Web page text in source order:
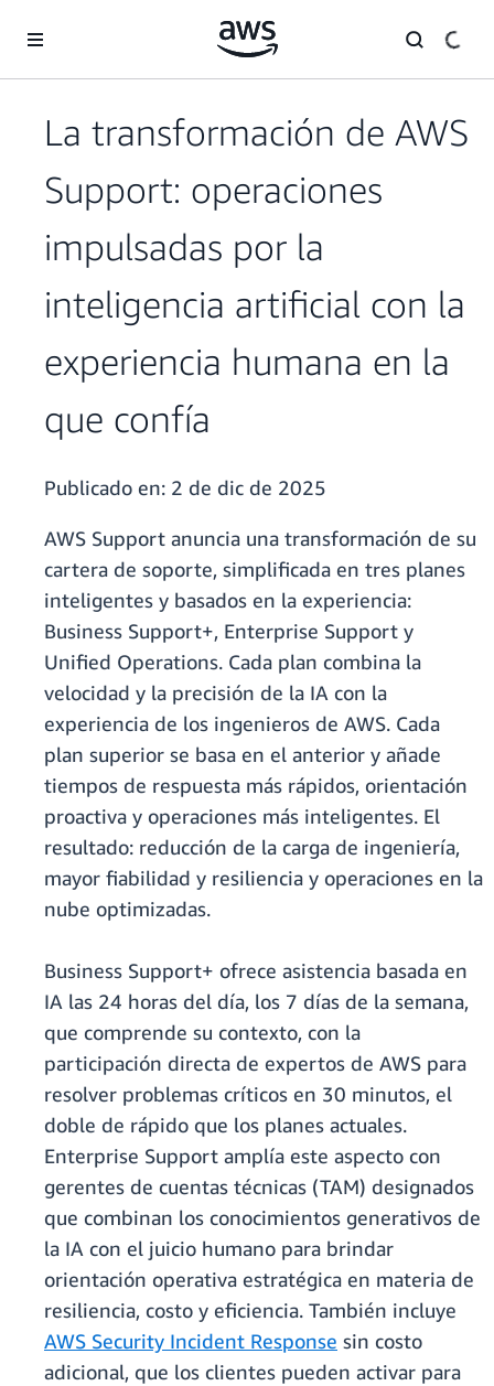
La transformación de AWS
Support: operaciones
impulsadas por la
inteligencia artificial con la
experiencia humana en la
que confía
Publicado en: 2 de dic de 2025
AWS Support anuncia una transformación de su
cartera de soporte, simplificada en tres planes
inteligentes y basados en la experiencia:
Business Support+, Enterprise Support y
Unified Operations. Cada plan combina la
velocidad y la precisión de la IA con la
experiencia de los ingenieros de AWS. Cada
plan superior se basa en el anterior y añade
tiempos de respuesta más rápidos, orientación
proactiva y operaciones más inteligentes. El
resultado: reducción de la carga de ingeniería,
mayor fiabilidad y resiliencia y operaciones en la
nube optimizadas.
Business Support+ ofrece asistencia basada en
IA las 24 horas del día, los 7 días de la semana,
que comprende su contexto, con la
participación directa de expertos de AWS para
resolver problemas críticos en 30 minutos, el
doble de rápido que los planes actuales.
Enterprise Support amplía este aspecto con
gerentes de cuentas técnicas (TAM) designados
que combinan los conocimientos generativos de
la IA con el juicio humano para brindar
orientación operativa estratégica en materia de
resiliencia, costo y eficiencia. También incluye
AWS Security Incident Response sin costo
adicional, que los clientes pueden activar para